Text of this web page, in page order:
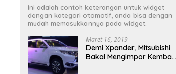
Ini adalah contoh keterangan untuk widget
dengan kategori otomotif, anda bisa dengan
mudah memasukkannya pada widget.
Maret 16, 2019
Demi Xpander, Mitsubishi
Bakal Mengimpor Kembali